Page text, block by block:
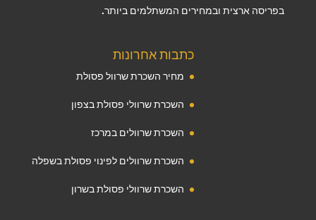
בפריסה ארצית ובמחירים המשתלמים ביותר.
כתבות אחרונות
מחיר השכרת שרוול פסולת
השכרת שרוולי פסולת בצפון
השכרת שרוולים במרכז
השכרת שרוולים לפינוי פסולת בשפלה
השכרת שרוולי פסולת בשרון